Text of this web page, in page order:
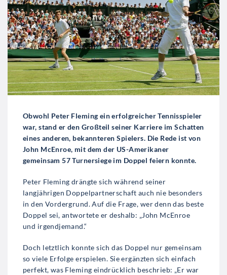
Obwohl Peter Fleming ein erfolgreicher Tennisspieler
war, stand er den Großteil seiner Karriere im Schatten
eines anderen, bekannteren Spielers. Die Rede ist von
John McEnroe, mit dem der US-Amerikaner
gemeinsam 57 Turnersiege im Doppel feiern konnte.
Peter Fleming drängte sich während seiner
langjährigen Doppelpartnerschaft auch nie besonders
in den Vordergrund. Auf die Frage, wer denn das beste
Doppel sei, antwortete er deshalb: „John McEnroe
und irgendjemand.“
Doch letztlich konnte sich das Doppel nur gemeinsam
so viele Erfolge erspielen. Sie ergänzten sich einfach
perfekt, was Fleming eindrücklich beschrieb: „Er war